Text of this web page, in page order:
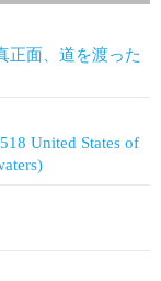
正面、道を渡った
United States of